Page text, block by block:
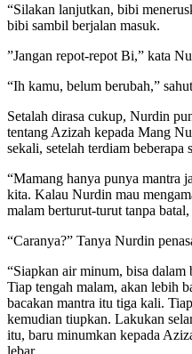
“Silakan lanjutkan, bibi
bibi sambil berjalan masuk.
”Jangan repot-repot Bi,” kata
“Ih kamu, belum berubah,”
Setalah dirasa cukup, Nurdin
tentang Azizah kepada Mang
sekali, setelah terdiam beberapa
“Mamang hanya punya mantra
kita. Kalau Nurdin mau
malam berturut-turut tanpa
“Caranya?” Tanya Nurdin
“Siapkan air minum, bisa dalam
Tiap tengah malam, akan lebih
bacakan mantra itu tiga kali.
kemudian tiupkan. Lakukan
itu, baru minumkan kepada
lebar.